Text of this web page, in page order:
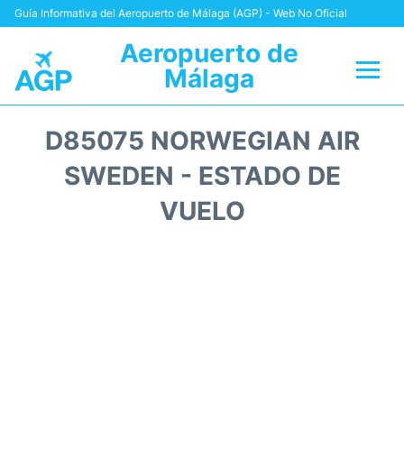
Guía Informativa del Aeropuerto de Málaga (AGP) - Web No Oficial
Aeropuerto de
Málaga
D85075 NORWEGIAN AIR
SWEDEN - ESTADO DE
VUELO